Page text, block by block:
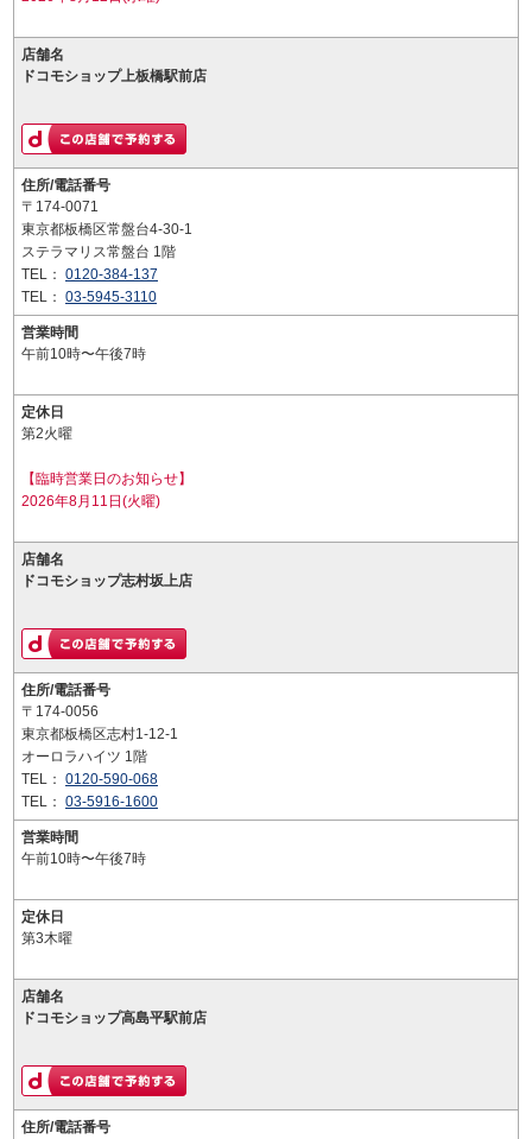
店舗名
ドコモショップ上板橋駅前店
住所/電話番号
〒174-0071
東京都板橋区常盤台4-30-1
ステラマリス常盤台 1階
TEL： 0120-384-137
TEL： 03-5945-3110
営業時間
午前10時〜午後7時
定休日
第2火曜
【臨時営業日のお知らせ】
2026年8月11日(火曜)
店舗名
ドコモショップ志村坂上店
住所/電話番号
〒174-0056
東京都板橋区志村1-12-1
オーロラハイツ 1階
TEL： 0120-590-068
TEL： 03-5916-1600
営業時間
午前10時〜午後7時
定休日
第3木曜
店舗名
ドコモショップ高島平駅前店
住所/電話番号